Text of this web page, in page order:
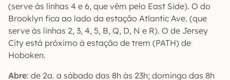
(serve às linhas 4 e 6, que vêm pelo East Side). O do
Brooklyn fica ao lado da estação Atlantic Ave. (que
serve às linhas 2, 3, 4, 5, B, Q, D, N e R). O de Jersey
City está próximo à estação de trem (PATH) de
Hoboken.
Abre: de 2a. a sábado das 8h às 23h; domingo das 8h